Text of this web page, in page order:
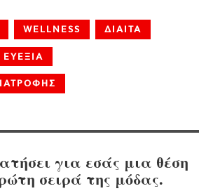
WELLNESS ΔΙΑΙΤΑ
ΕΥΕΞΙΑ
για εσάς μια θέση
σειρά της μόδας.